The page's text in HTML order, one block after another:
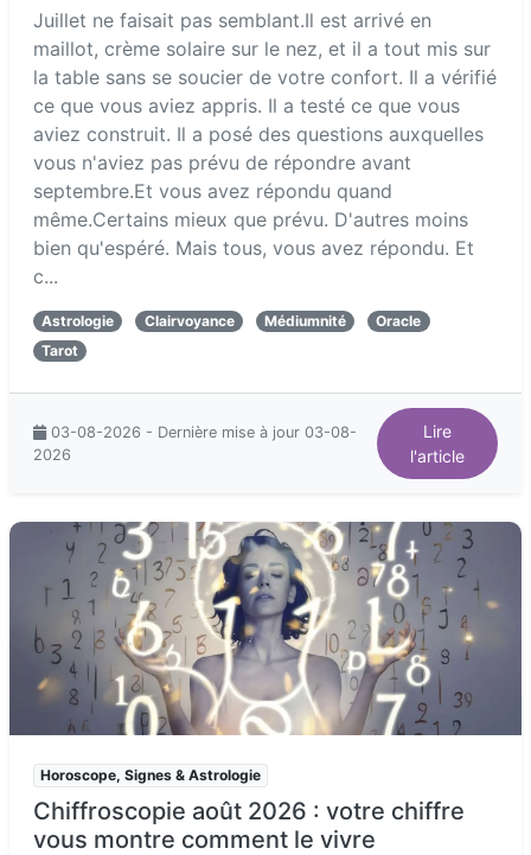
Juillet ne faisait pas semblant.Il est arrivé en
maillot, crème solaire sur le nez, et il a tout mis sur
la table sans se soucier de votre confort. Il a vérifié
ce que vous aviez appris. Il a testé ce que vous
aviez construit. Il a posé des questions auxquelles
vous n'aviez pas prévu de répondre avant
septembre.Et vous avez répondu quand
même.Certains mieux que prévu. D'autres moins
bien qu'espéré. Mais tous, vous avez répondu. Et
c...
Astrologie Clairvoyance Médiumnité
Oracle
Tarot
03-08-2026 - Dernière mise à jour 03-08-
2026
Lire
l'article
Horoscope, Signes & Astrologie
Chiffroscopie août 2026 : votre chiffre
vous montre comment le vivre